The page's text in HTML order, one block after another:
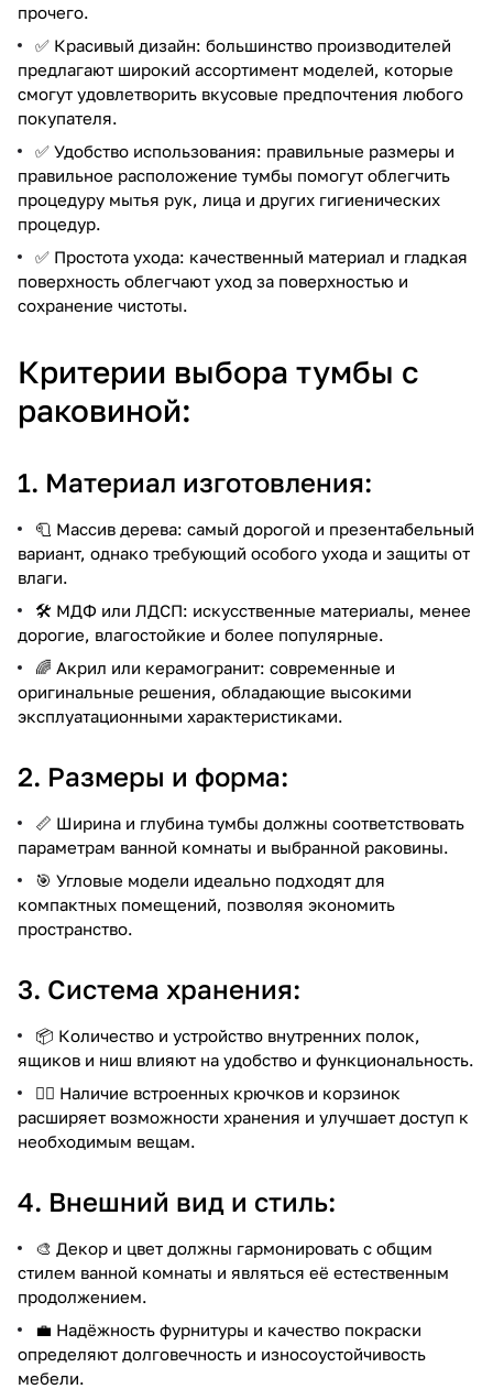
прочего.
✅ Красивый дизайн: большинство производителей
предлагают широкий ассортимент моделей, которые
смогут удовлетворить вкусовые предпочтения любого
покупателя.
✅ Удобство использования: правильные размеры и
правильное расположение тумбы помогут облегчить
процедуру мытья рук, лица и других гигиенических
процедур.
✅ Простота ухода: качественный материал и гладкая
поверхность облегчают уход за поверхностью и
сохранение чистоты.
Критерии выбора тумбы с
раковиной:
1. Материал изготовления:
🧻 Массив дерева: самый дорогой и презентабельный
вариант, однако требующий особого ухода и защиты от
влаги.
🛠️ МДФ или ЛДСП: искусственные материалы, менее
дорогие, влагостойкие и более популярные.
🌈 Акрил или керамогранит: современные и
оригинальные решения, обладающие высокими
эксплуатационными характеристиками.
2. Размеры и форма:
📏 Ширина и глубина тумбы должны соответствовать
параметрам ванной комнаты и выбранной раковины.
🎯 Угловые модели идеально подходят для
компактных помещений, позволяя экономить
пространство.
3. Система хранения:
📦 Количество и устройство внутренних полок,
ящиков и ниш влияют на удобство и функциональность.
🏋️‍♂️ Наличие встроенных крючков и корзинок
расширяет возможности хранения и улучшает доступ к
необходимым вещам.
4. Внешний вид и стиль:
🎨 Декор и цвет должны гармонировать с общим
стилем ванной комнаты и являться её естественным
продолжением.
💼 Надёжность фурнитуры и качество покраски
определяют долговечность и износоустойчивость
мебели.